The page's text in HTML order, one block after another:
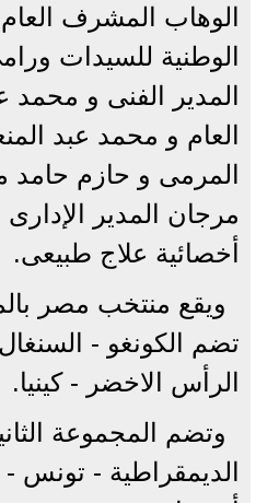
الوهاب المشرف
الوطنية للسيدات
المدير الفنى و محمد
العام و محمد عبد
المرمى و حازم حامد
مرجان المدير
أخصائية علاج طبيعى.
ويقع منتخب مصر
تضم الكونغو -
الرأس الاخضر - كينيا.
وتضم المجموعة
الديمقراطية - تونس -